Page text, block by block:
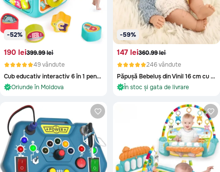
-52%
190 lei399.99 lei
49 vândute
Cub educativ interactiv 6 în 1 pentru bebeluși (culoare aleatorie)
În stoc și gata de livrare
În stoc și gata de livrare
-59%
147 lei360.99 lei
246 vândute
Păpușă Bebeluș din Vinil 16 cm cu Haină Tricotată și Chip Realist
În stoc și gata de livrare
În stoc și gata de livrare